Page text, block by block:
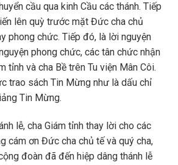
cầu qua kinh Cầu các thánh. Tiếp
lên quỳ trước mặt Đức cha chủ
phong chức. Tiếp đó, là lời nguyện
phong chức, các tân chức nhận
tỉnh và cha Bề trên Tu viện Mân Côi.
trao sách Tin Mừng như là dấu chỉ
Tin Mừng.
lễ, cha Giám tỉnh thay lời cho các
cám ơn Đức cha chủ tế và quý cha,
đoàn đã đến hiệp dâng thánh lễ